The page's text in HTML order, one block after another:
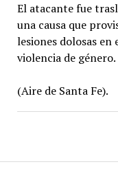
El atacante fue
una causa que
lesiones dolosas
violencia de género.
(Aire de Santa Fe).